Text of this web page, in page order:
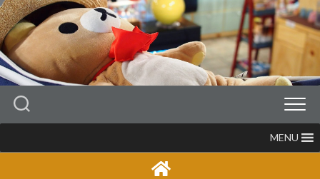
Skip
to
content
MENU